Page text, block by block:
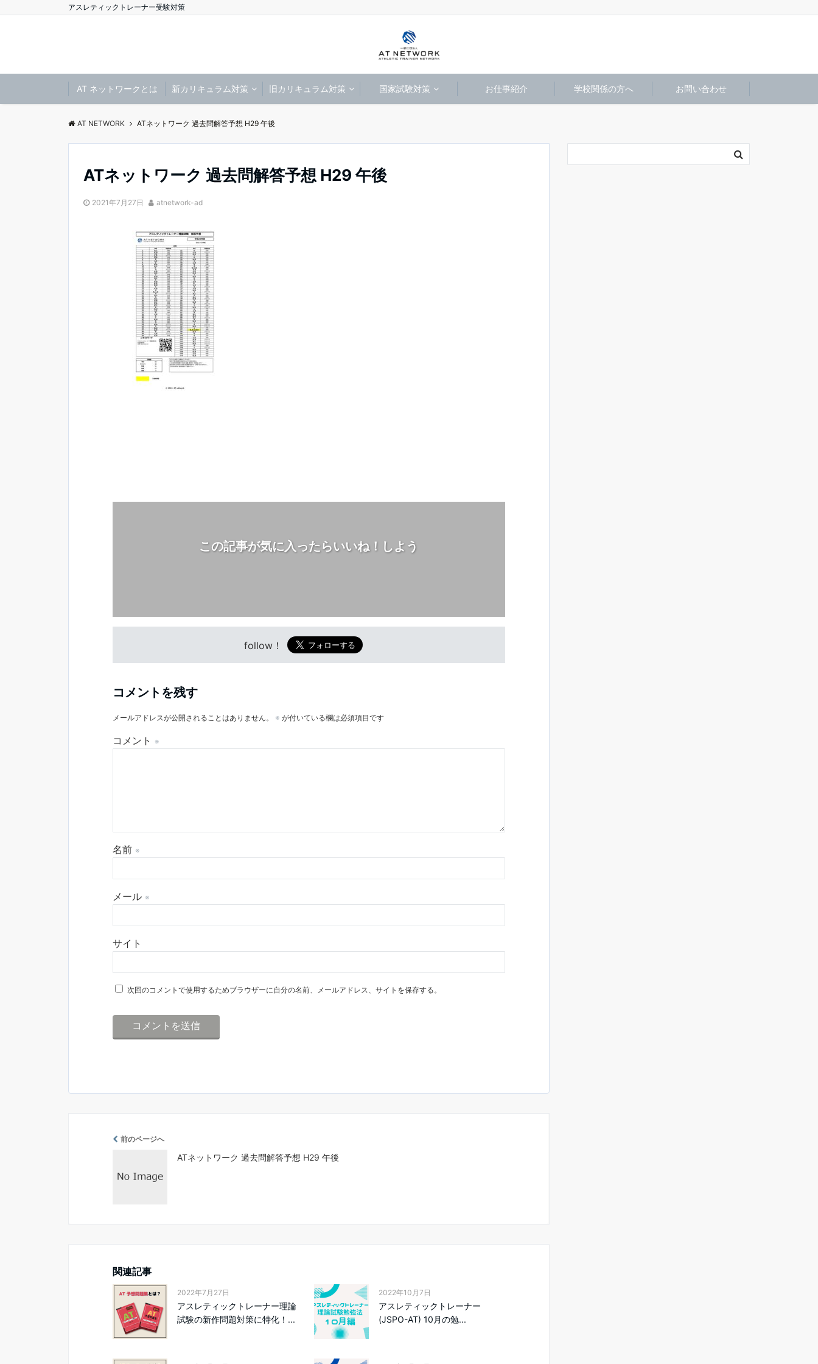
アスレティックトレーナー受験対策
AT ネットワークとは 新カリキュラム対策 旧カリキュラム対策 国家試験対策 お仕事紹介 学校関係の方へ お問い合わせ
AT NETWORK ATネットワーク 過去問解答予想 H29 午後
ATネットワーク 過去問解答予想 H29 午後
2021年7月27日 atnetwork-ad
この記事が気に入ったらいいね！しよう
follow！
コメントを残す
メールアドレスが公開されることはありません。 ※ が付いている欄は必須項目です
コメント ※
名前 ※
メール ※
サイト
次回のコメントで使用するためブラウザーに自分の名前、メールアドレス、サイトを保存する。
前のページへ
ATネットワーク 過去問解答予想 H29 午後
関連記事
2022年7月27日
アスレティックトレーナー理論
試験の新作問題対策に特化！...
2022年10月7日
アスレティックトレーナー
(JSPO-AT) 10月の勉...